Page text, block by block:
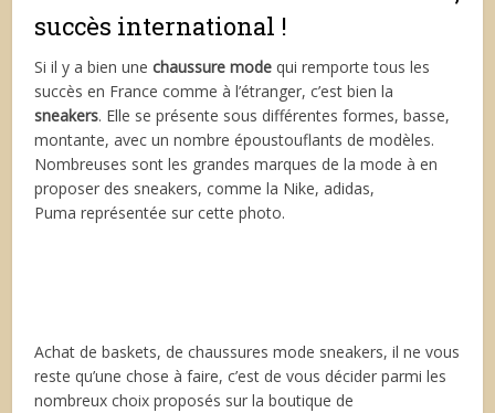
succès international !
Si il y a bien unechaussure mode qui remporte tous les
succès en France comme à l’étranger, c’est bien la
sneakers. Elle se présente sous différentes formes, basse,
montante, avec un nombre époustouflants de modèles.
Nombreuses sont les grandes marques de la mode à en
proposer des sneakers, comme la Nike, adidas,
Puma représentée sur cette photo.
Achat de baskets, de chaussures mode sneakers, il ne vous
reste qu’une chose à faire, c’est de vous décider parmi les
nombreux choix proposés sur la boutique de